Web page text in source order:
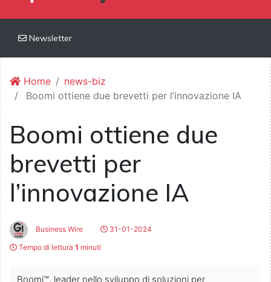
Newsletter
Home
news-biz
Boomi ottiene due brevetti per l’innovazione IA
Boomi ottiene due
brevetti per
l’innovazione IA
Business Wire
31-01-2024
Tempo di lettura 1 minuti
Boomi™, leader nello sviluppo di soluzioni per